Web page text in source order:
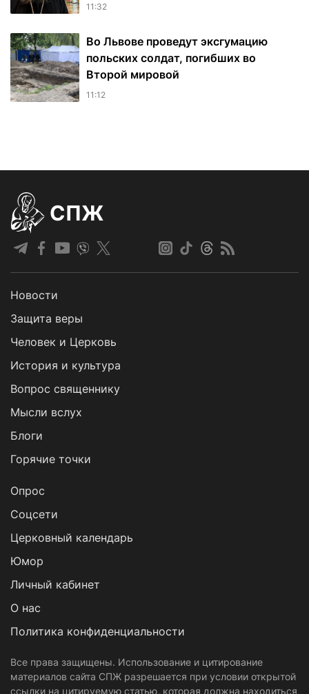
11:32
Во Львове проведут эксгумацию
польских солдат, погибших во
Второй мировой
11:12
СПЖ
Новости
Защита веры
Человек и Церковь
История и культура
Вопрос священнику
Мысли вслух
Блоги
Горячие точки
Опрос
Cоцсети
Церковный календарь
Юмор
Личный кабинет
О нас
Политика конфиденциальности
Все права защищены. Использование и цитирование
материалов сайта СПЖ разрешается при условии открытой
ссылки на цитируемую статью, которая должна находиться